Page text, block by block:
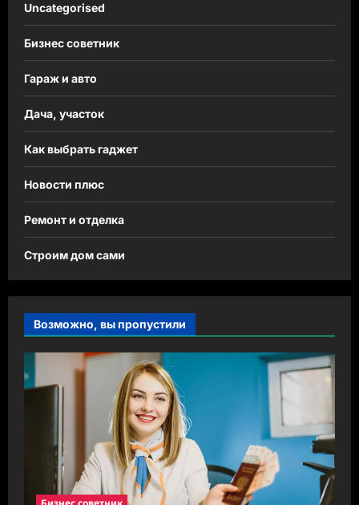
Uncategorised
Бизнес советник
Гараж и авто
Дача, участок
Как выбрать гаджет
Новости плюс
Ремонт и отделка
Строим дом сами
Возможно, вы пропустили